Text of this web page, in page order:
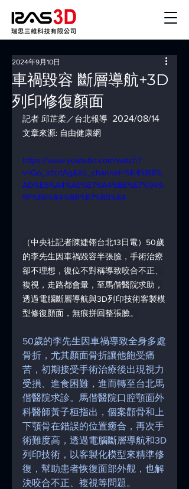
車禍毀容 斷層導航+3D
列印修復顏面
2024年9月10日
記者 邱芷柔／台北報導 2024/08/14
文章來源: 自由健康網
https://www.youtube.com/watch?
v=Go_IrtzrtAg&ab_channel=%E4%B8%
AD%E5%A4%AE%E7%A4%BE%E7%94%
9F%E6%B4%BB%E7%B5%84
（中央社記者陳婕翎台北13日電）50歲
的李先生因車禍毀容半張臉，手術治療
卻不理想，復位不對稱導致咬合不正、
複視，走路都會暈，至馬偕醫院求助，
透過電腦斷層導航與3D列印技術客製模
型修復顏面，無痕拼回整張臉。
50歲的李先生因車禍導致全身多處
骨折，尤其顏面骨折讓他飽受痛
苦，初期接受手術治療後出現視力
受損、進食困難，進而轉至台北馬
偕醫院求診。馬偕醫院口腔顎面外
科醫師黃子桓指出，個案顴骨和上
下顎骨在錯誤的位置癒合，再次手
術難度高，透過電腦斷層導航和3D
列印技術，以客製化模型來精準修
復，幫助患者恢復面部外觀，也解
決咬合不正、複視等問題。